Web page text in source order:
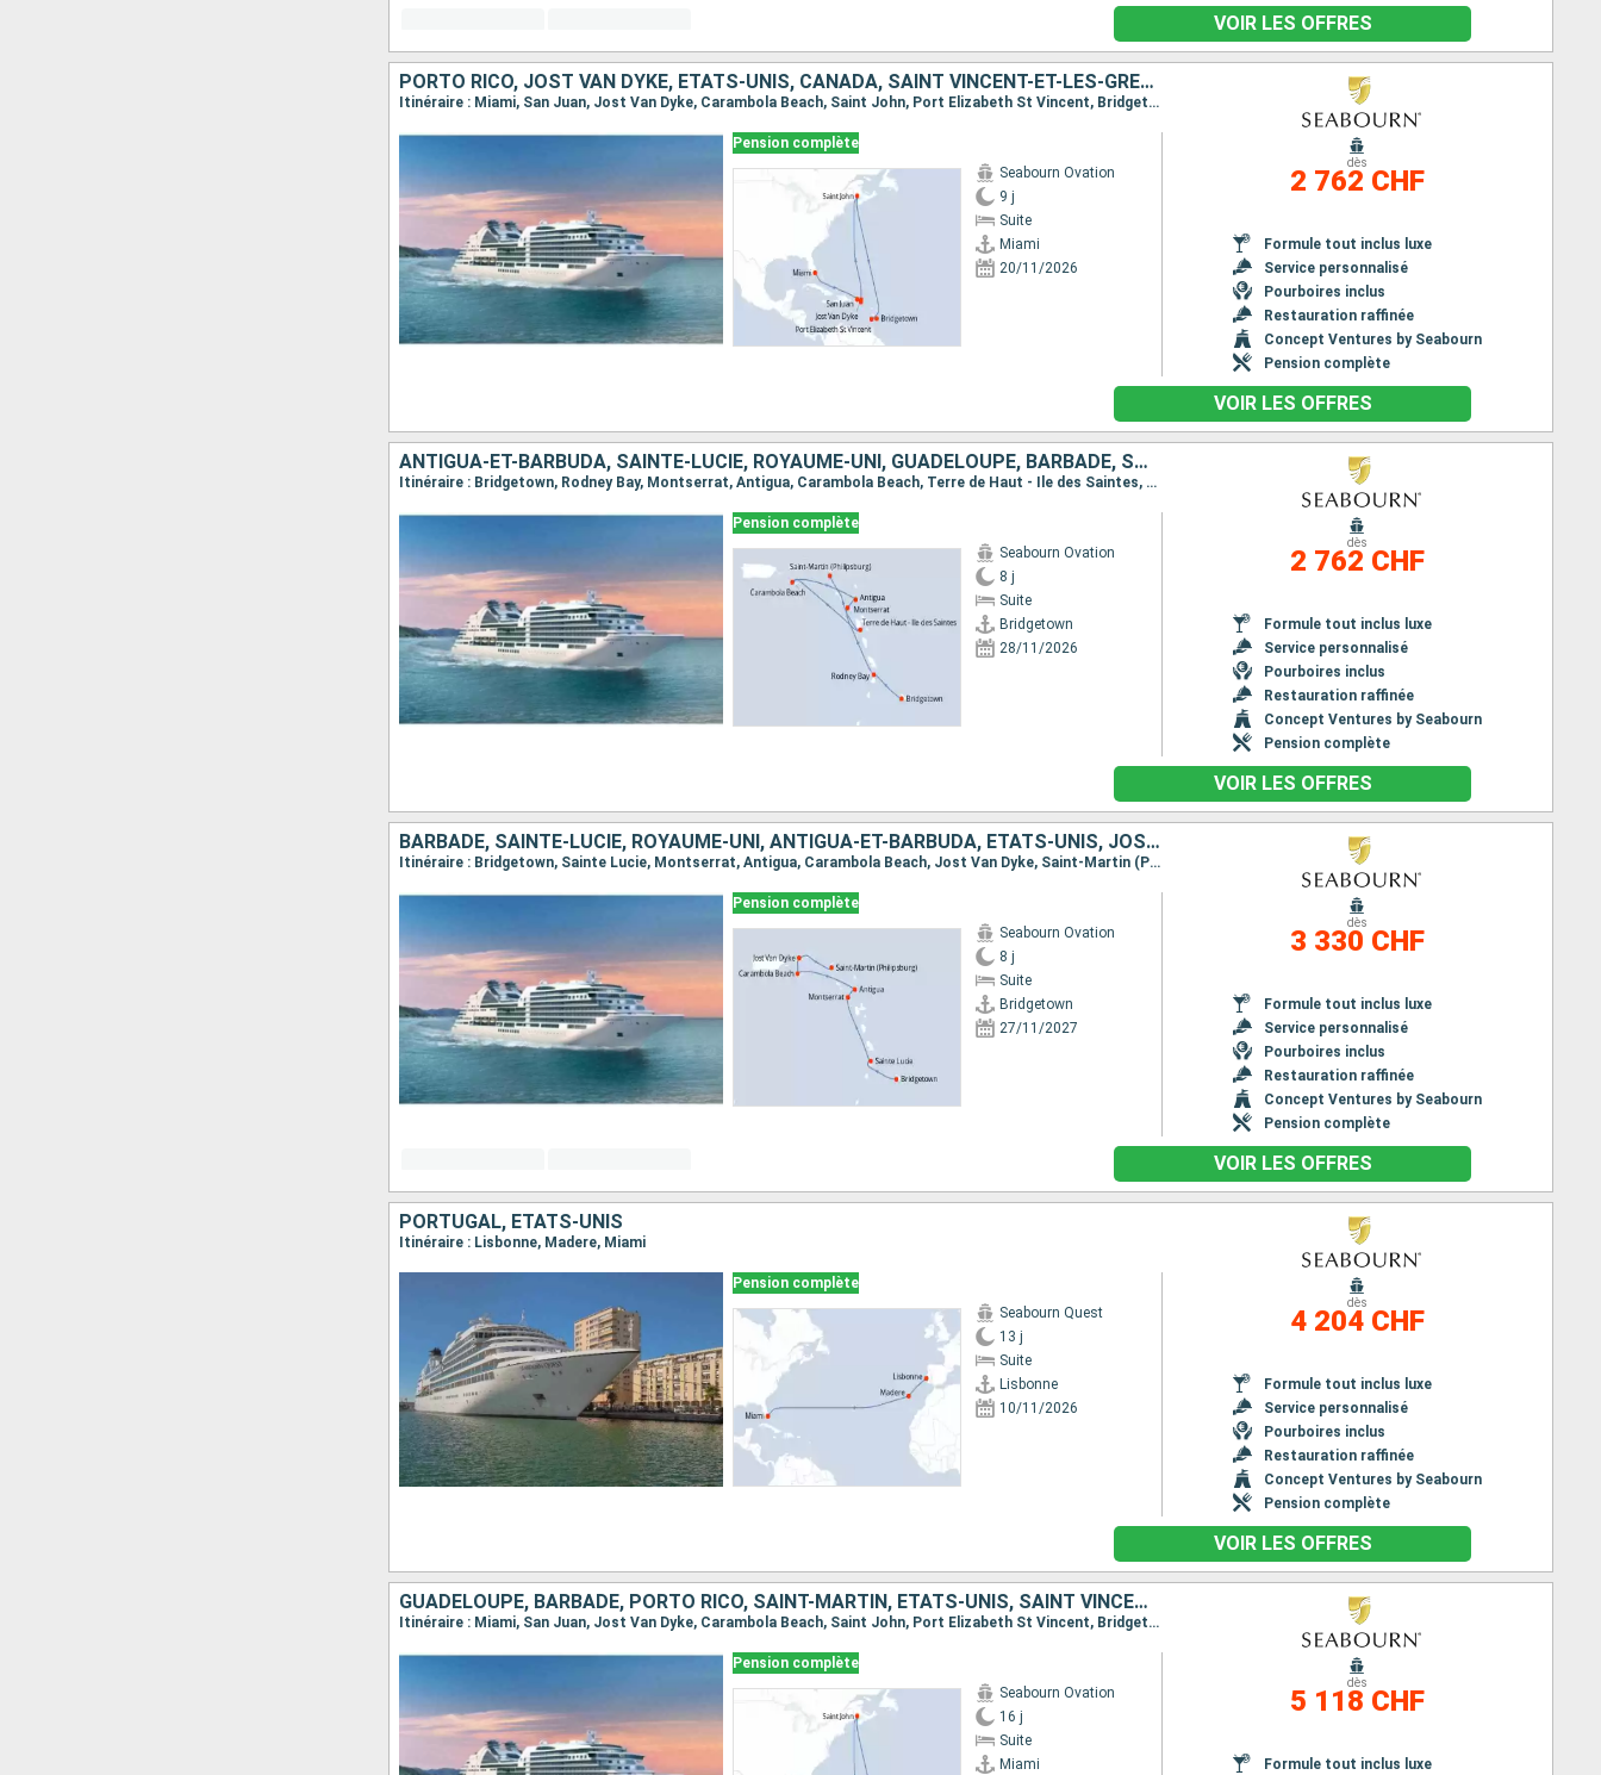
VOIR LES OFFRES
PORTO RICO, JOST VAN DYKE, ÉTATS-UNIS, CANADA, SAINT VINCENT-ET-LES-GRENADINES, BARBADE
Itinéraire : Miami, San Juan, Jost Van Dyke, Carambola Beach, Saint John, Port Elizabeth St Vincent, Bridgetown
Pension complète
Seabourn Ovation
9 j
Suite
Miami
20/11/2026
dès
2 762 CHF
Formule tout inclus luxe
Service personnalisé
Pourboires inclus
Restauration raffinée
Concept Ventures by Seabourn
Pension complète
VOIR LES OFFRES
ANTIGUA-ET-BARBUDA, SAINTE-LUCIE, ROYAUME-UNI, GUADELOUPE, BARBADE, SAINT-MARTIN, ÉTATS-UNIS
Itinéraire : Bridgetown, Rodney Bay, Montserrat, Antigua, Carambola Beach, Terre de Haut - Ile des Saintes, Saint-Martin (Philipsburg)
Pension complète
Seabourn Ovation
8 j
Suite
Bridgetown
28/11/2026
dès
2 762 CHF
Formule tout inclus luxe
Service personnalisé
Pourboires inclus
Restauration raffinée
Concept Ventures by Seabourn
Pension complète
VOIR LES OFFRES
BARBADE, SAINTE-LUCIE, ROYAUME-UNI, ANTIGUA-ET-BARBUDA, ÉTATS-UNIS, JOST VAN DYKE, SAINT-MARTIN
Itinéraire : Bridgetown, Sainte Lucie, Montserrat, Antigua, Carambola Beach, Jost Van Dyke, Saint-Martin (Philipsburg)
Pension complète
Seabourn Ovation
8 j
Suite
Bridgetown
27/11/2027
dès
3 330 CHF
Formule tout inclus luxe
Service personnalisé
Pourboires inclus
Restauration raffinée
Concept Ventures by Seabourn
Pension complète
VOIR LES OFFRES
PORTUGAL, ÉTATS-UNIS
Itinéraire : Lisbonne, Madere, Miami
Pension complète
Seabourn Quest
13 j
Suite
Lisbonne
10/11/2026
dès
4 204 CHF
Formule tout inclus luxe
Service personnalisé
Pourboires inclus
Restauration raffinée
Concept Ventures by Seabourn
Pension complète
VOIR LES OFFRES
GUADELOUPE, BARBADE, PORTO RICO, SAINT-MARTIN, ÉTATS-UNIS, SAINT VINCENT-ET-LES-GRENADINES, ANTIGUA-ET-BARBUDA, CANADA, SAINTE-LUCIE, JOST VAN DYKE, ROYAUME-UNI
Itinéraire : Miami, San Juan, Jost Van Dyke, Carambola Beach, Saint John, Port Elizabeth St Vincent, Bridgetown, Rodney Bay, Montserrat, Antigua, Carambola Beach, Terre de Haut - Ile des Saintes, Saint-Martin (Philipsburg)
Pension complète
Seabourn Ovation
16 j
Suite
Miami
dès
5 118 CHF
Formule tout inclus luxe